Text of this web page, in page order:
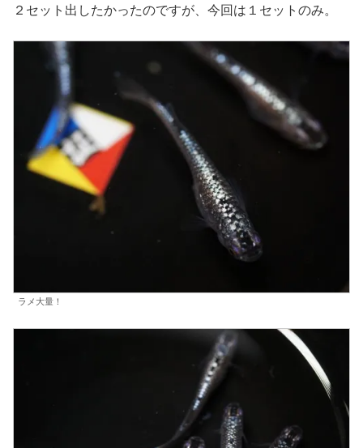
２セット出したかったのですが、今回は１セットのみ。
ラメ大量！